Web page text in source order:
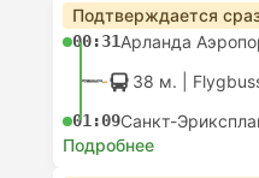
Подтверждается
00:31Арланда
38 м. |
01:09Санкт-
Подробнее